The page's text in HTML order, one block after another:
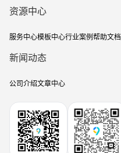
资源中心
服务中心模板中心行业案例帮助文档
新闻动态
公司介绍文章中心